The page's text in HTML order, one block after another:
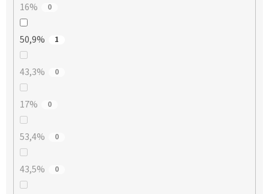
16% 0
50,9% 1
43,3% 0
17% 0
53,4% 0
43,5% 0